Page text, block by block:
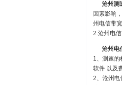
沧州测
因素影响
州电信带
2.沧州电
沧州电
1、测速的
软件 以及
2、沧州电